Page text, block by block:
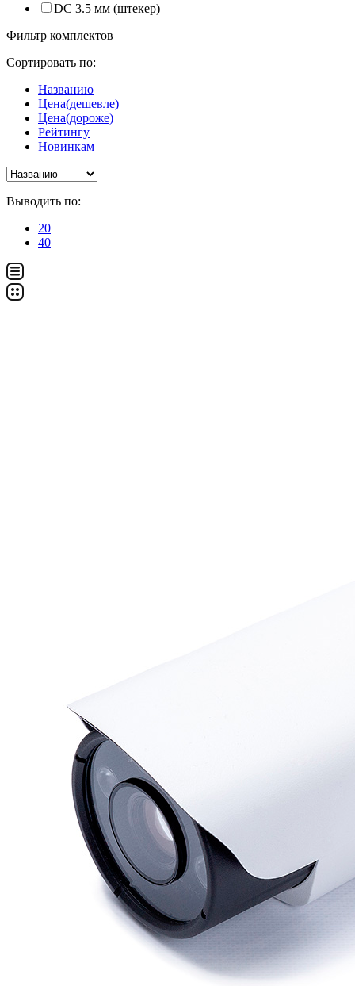
DC 3.5 мм (штекер)
Фильтр комплектов
Сортировать по:
Названию
Цена(дешевле)
Цена(дороже)
Рейтингу
Новинкам
Выводить по:
20
40